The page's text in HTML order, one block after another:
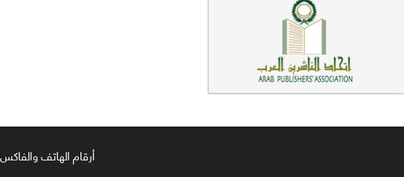
سيرة نبوية وتصوف (81)
دراسات إسلامية (75)
شعر (72)
علوم قرآن (66)
أرقام الهاتف والفاكس الجديدة 13 / 12 / 11